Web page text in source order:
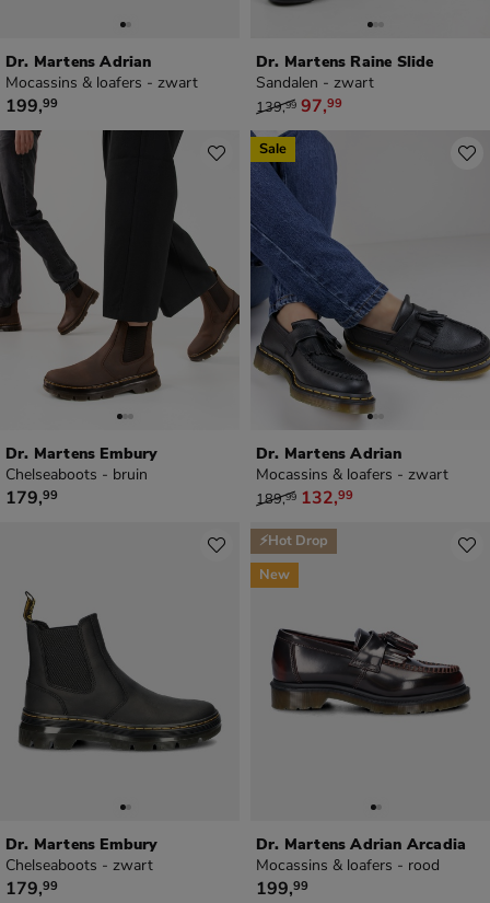
Dr. Martens Adrian
Mocassins & loafers - zwart
€ 199,99
199,99
Dr. Martens Raine Slide
Sandalen - zwart
van € 139,99 voor € 97,99
139,99 97,99
Dr. Martens Embury
Chelseaboots - bruin
€ 179,99
179,99
Dr. Martens Adrian
Mocassins & loafers - zwart
van € 189,99 voor € 132,99
189,99 132,99
Sale
Dr. Martens Embury
Chelseaboots - zwart
€ 179,99
179,99
Dr. Martens Adrian Arcadia
Mocassins & loafers - rood
€ 199,99
199,99
⚡Hot Drop
New